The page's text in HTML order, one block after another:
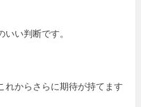
い判断です。
れからさらに期待が持てます